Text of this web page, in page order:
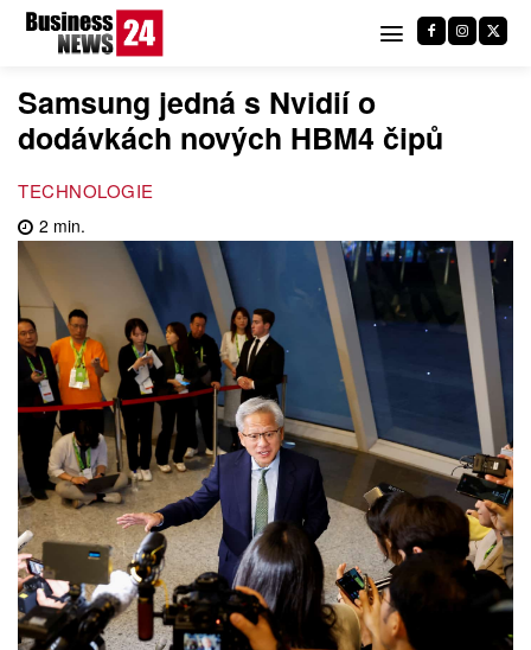
Samsung jedná s Nvidií o
dodávkách nových HBM4 čipů
TECHNOLOGIE
2 min.